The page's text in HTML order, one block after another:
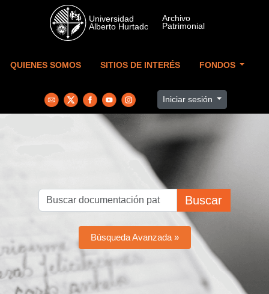
Skip to main content
QUIENES SOMOS SITIOS DE INTERÉS FONDOS
Iniciar sesión
Buscar
Búsqueda Avanzada »